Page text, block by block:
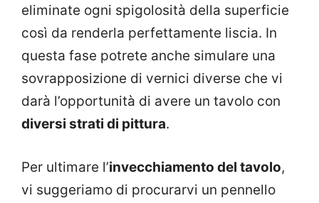
eliminate ogni spigolosità della superficie
così da renderla perfettamente liscia. In
questa fase potrete anche simulare una
sovrapposizione di vernici diverse che vi
darà l’opportunità di avere un tavolo con
diversi strati di pittura.
Per ultimare l’invecchiamento del tavolo,
vi suggeriamo di procurarvi un pennello